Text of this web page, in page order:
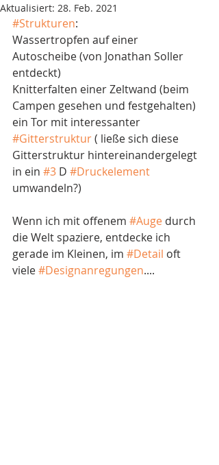
Aktualisiert: 28. Feb. 2021
#Strukturen:
Wassertropfen auf einer
Autoscheibe (von Jonathan Soller
entdeckt)
Knitterfalten einer Zeltwand (beim
Campen gesehen und festgehalten)
ein Tor mit interessanter
#Gitterstruktur ( ließe sich diese
Gitterstruktur hintereinandergelegt
in ein #3 D #Druckelement
umwandeln?)
Wenn ich mit offenem #Auge durch
die Welt spaziere, entdecke ich
gerade im Kleinen, im #Detail oft
viele #Designanregungen....